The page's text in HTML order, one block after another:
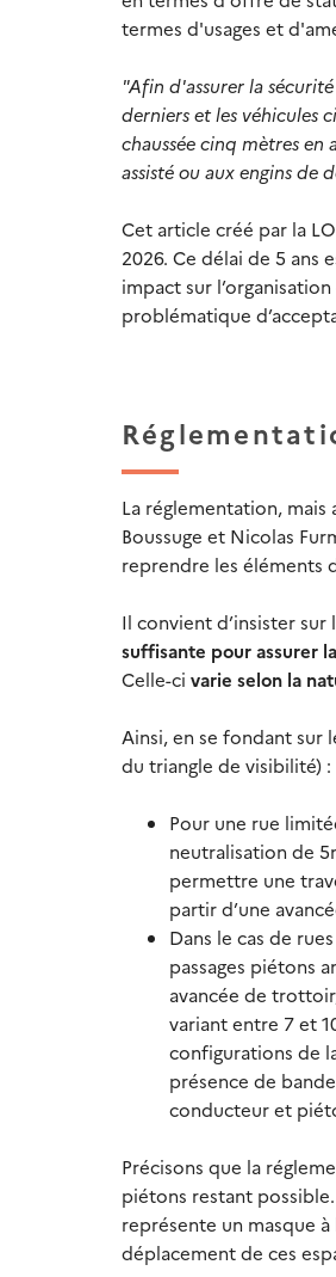
termes d'usages et
"Afin d'assurer la
derniers et les véhicules
chaussée cinq mètres en
assisté ou aux engins de
Cet article créé par la
2026. Ce délai de 5 ans
impact sur l’organisation
problématique
La réglementation, mais
Boussuge et Nicolas
reprendre les éléments
Il convient d’insister sur
suffisante pour assurer
Celle-ci varie selon la
Ainsi,en se fondant sur
du triangle de visibilité) :
Pour une rue
neutralisation de
permettre une
partir d’une
Dans le cas de
passages piétons
avancée de
variant entre 7 et
configurations de
présence de
conducteur et
Précisons que la
piétons restant
représente un masque
déplacement de ces